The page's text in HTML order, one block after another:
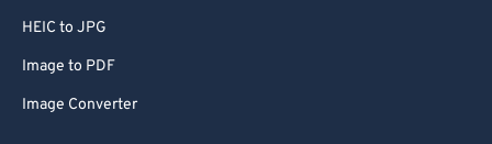
HEIC to JPG
Image to PDF
Image Converter